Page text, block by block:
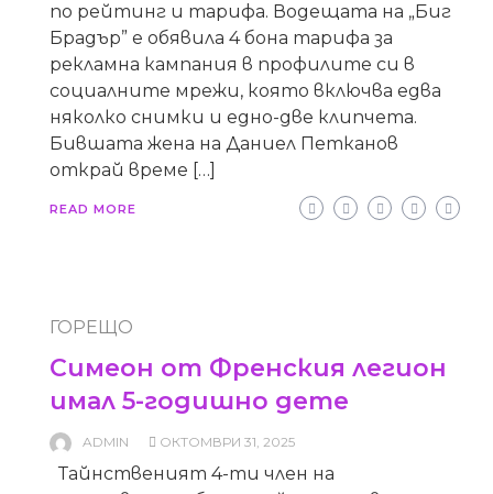
по рейтинг и тарифа. Водещата на „Биг
Брадър” е обявила 4 бона тарифа за
рекламна кампания в профилите си в
социалните мрежи, която включва едва
няколко снимки и едно-две клипчета.
Бившата жена на Даниел Петканов
открай време […]
READ MORE
ГОРЕЩО
Симеон от Френския легион
имал 5-годишно дете
ADMIN ОКТОМВРИ 31, 2025
Тайнственият 4-ти член на